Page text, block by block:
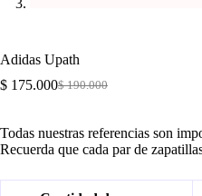
Adidas Upath
$190.000
Original
$ 190.000.
$ 175.000Current
$ 175.000.
Todas nuestras referencias son
Recuerda que cada par de